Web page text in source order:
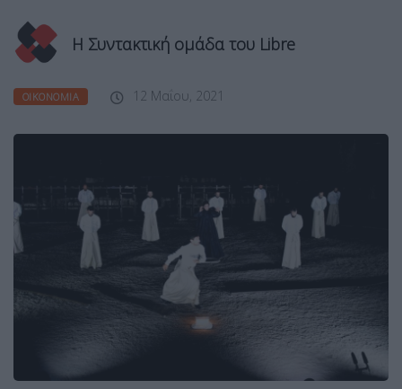
Η Συντακτική ομάδα του Libre
ΟΙΚΟΝΟΜΊΑ 12 Μαΐου, 2021